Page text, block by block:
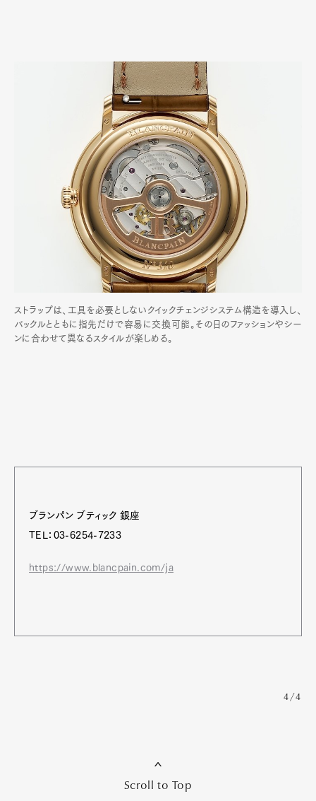
ストラップは、工具を必要としないクイックチェンジシステム構造を導入し、
バックルとともに指先だけで容易に交換可能。その日のファッションやシー
ンに合わせて異なるスタイルが楽しめる。
ブランパン ブティック 銀座
TEL：03-6254-7233
https://www.blancpain.com/ja
4/4
Scroll to Top